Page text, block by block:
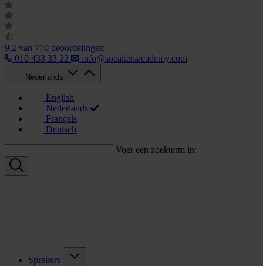
9.2 van 770 beoordelingen
010 433 33 22
info@speakersacademy.com
Nederlands
English
Nederlands
Français
Deutsch
Voer een zoekterm in:
Sprekers